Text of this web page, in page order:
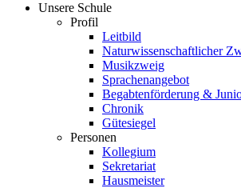
Unsere Schule
Profil
Leitbild
Naturwissenschaftlicher
Musikzweig
Sprachenangebot
Begabtenförderung &
Chronik
Gütesiegel
Personen
Kollegium
Sekretariat
Hausmeister